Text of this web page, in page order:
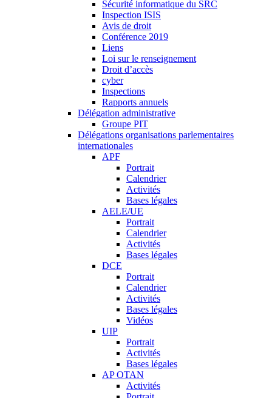
Sécurité informatique du SRC
Inspection ISIS
Avis de droit
Conférence 2019
Liens
Loi sur le renseignement
Droit d’accès
cyber
Inspections
Rapports annuels
Délégation administrative
Groupe PIT
Délégations organisations parlementaires
internationales
APF
Portrait
Calendrier
Activités
Bases légales
AELE/UE
Portrait
Calendrier
Activités
Bases légales
DCE
Portrait
Calendrier
Activités
Bases légales
Vidéos
UIP
Portrait
Activités
Bases légales
AP OTAN
Activités